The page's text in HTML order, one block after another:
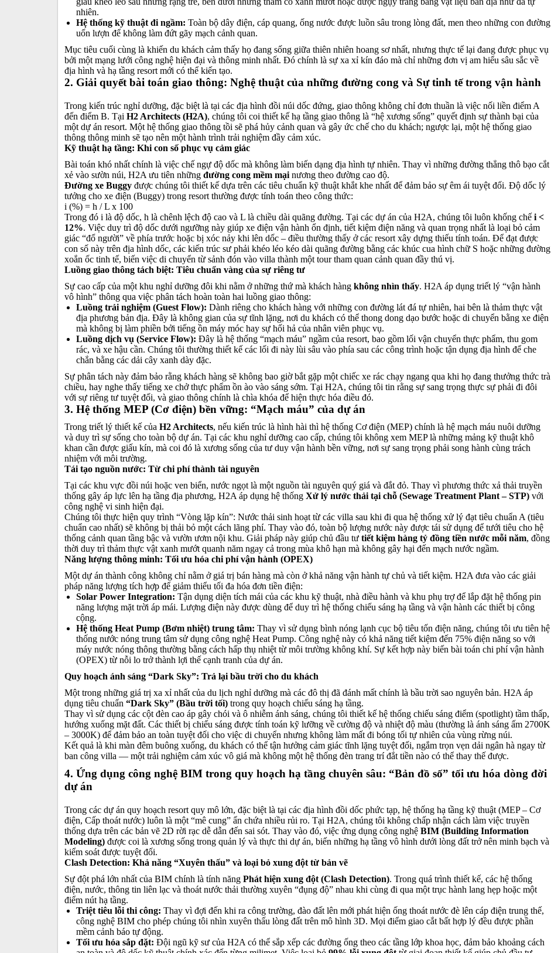
nhiên.
Hệ thống kỹ thuật đi ngầm: Toàn bộ dây điện, cáp quang, ống nước được luồn sâu trong lòng đất, men theo những con đường
uốn lượn để không làm đứt gãy mạch cảnh quan.
Mục tiêu cuối cùng là khiến du khách cảm thấy họ đang sống giữa thiên nhiên hoang sơ nhất, nhưng thực tế lại đang được phục vụ
bởi một mạng lưới công nghệ hiện đại và thông minh nhất. Đó chính là sự xa xỉ kín đáo mà chỉ những đơn vị am hiểu sâu sắc về
địa hình và hạ tầng resort mới có thể kiến tạo.
2. Giải quyết bài toán giao thông: Nghệ thuật của những đường cong và Sự tinh tế trong vận hành
Trong kiến trúc nghỉ dưỡng, đặc biệt là tại các địa hình đồi núi dốc đứng, giao thông không chỉ đơn thuần là việc nối liền điểm A
đến điểm B. Tại H2 Architects (H2A), chúng tôi coi thiết kế hạ tầng giao thông là “hệ xương sống” quyết định sự thành bại của
một dự án resort. Một hệ thống giao thông tồi sẽ phá hủy cảnh quan và gây ức chế cho du khách; ngược lại, một hệ thống giao
thông thông minh sẽ tạo nên một hành trình trải nghiệm đầy cảm xúc.
Kỹ thuật hạ tầng: Khi con số phục vụ cảm giác
Bài toán khó nhất chính là việc chế ngự độ dốc mà không làm biến dạng địa hình tự nhiên. Thay vì những đường thẳng thô bạo cắt
xẻ vào sườn núi, H2A ưu tiên những đường cong mềm mạinương theo đường cao độ.
Đường xe Buggyđược chúng tôi thiết kế dựa trên các tiêu chuẩn kỹ thuật khắt khe nhất để đảm bảo sự êm ái tuyệt đối. Độ dốc lý
tưởng cho xe điện (Buggy) trong resort thường được tính toán theo công thức:
i (%) = h / L x 100
Trong đó i là độ dốc, h là chênh lệch độ cao và Llà chiều dài quãng đường. Tại các dự án của H2A, chúng tôi luôn khống chế i <
12%. Việc duy trì độ dốc dưới ngưỡng này giúp xe điện vận hành ổn định, tiết kiệm điện năng và quan trọng nhất là loại bỏ cảm
giác “đổ người” về phía trước hoặc bị xóc nảy khi lên dốc – điều thường thấy ở các resort xây dựng thiếu tính toán. Để đạt được
con số này trên địa hình dốc, các kiến trúc sư phải khéo léo kéo dài quãng đường bằng các khúc cua hình chữ S hoặc những đường
xoắn ốc tinh tế, biến việc di chuyển từ sảnh đón vào villa thành một tour tham quan cảnh quan đầy thú vị.
Luồng giao thông tách biệt: Tiêu chuẩn vàng của sự riêng tư
Sự cao cấp của một khu nghỉ dưỡng đôi khi nằm ở những thứ mà khách hàng không nhìn thấy. H2A áp dụng triết lý “vận hành
vô hình” thông qua việc phân tách hoàn toàn hai luồng giao thông:
Luồng trải nghiệm (Guest Flow): Dành riêng cho khách hàng với những con đường lát đá tự nhiên, hai bên là thảm thực vật
địa phương bản địa. Đây là không gian của sự tĩnh lặng, nơi du khách có thể thong dong dạo bước hoặc di chuyển bằng xe điện
mà không bị làm phiền bởi tiếng ồn máy móc hay sự hối hả của nhân viên phục vụ.
Luồng dịch vụ (Service Flow): Đây là hệ thống “mạch máu” ngầm của resort, bao gồm lối vận chuyển thực phẩm, thu gom
rác, và xe hậu cần. Chúng tôi thường thiết kế các lối đi này lùi sâu vào phía sau các công trình hoặc tận dụng địa hình để che
chắn bằng các dải cây xanh dày đặc.
Sự phân tách này đảm bảo rằng khách hàng sẽ không bao giờ bắt gặp một chiếc xe rác chạy ngang qua khi họ đang thưởng thức trà
chiều, hay nghe thấy tiếng xe chở thực phẩm ồn ào vào sáng sớm. Tại H2A, chúng tôi tin rằng sự sang trọng thực sự phải đi đôi
với sự riêng tư tuyệt đối, và giao thông chính là chìa khóa để hiện thực hóa điều đó.
3. Hệ thống MEP (Cơ điện) bền vững: “Mạch máu” của dự án
Trong triết lý thiết kế của H2 Architects, nếu kiến trúc là hình hài thì hệ thống Cơ điện (MEP) chính là hệ mạch máu nuôi dưỡng
và duy trì sự sống cho toàn bộ dự án. Tại các khu nghỉ dưỡng cao cấp, chúng tôi không xem MEP là những mảng kỹ thuật khô
khan cần được giấu kín, mà coi đó là xương sống của tư duy vận hành bền vững, nơi sự sang trọng phải song hành cùng trách
nhiệm với môi trường.
Tái tạo nguồn nước: Từ chi phí thành tài nguyên
Tại các khu vực đồi núi hoặc ven biển, nước ngọt là một nguồn tài nguyên quý giá và đắt đỏ. Thay vì phương thức xả thải truyền
thống gây áp lực lên hạ tầng địa phương, H2A áp dụng hệ thống Xử lý nước thải tại chỗ (Sewage Treatment Plant – STP)với
công nghệ vi sinh hiện đại.
Chúng tôi thực hiện quy trình “Vòng lặp kín”: Nước thải sinh hoạt từ các villa sau khi đi qua hệ thống xử lý đạt tiêu chuẩn A (tiêu
chuẩn cao nhất) sẽ không bị thải bỏ một cách lãng phí. Thay vào đó, toàn bộ lượng nước này được tái sử dụng để tưới tiêu cho hệ
thống cảnh quan tầng bậc và vườn ươm nội khu. Giải pháp này giúp chủ đầu tư tiết kiệm hàng tỷ đồng tiền nước mỗi năm, đồng
thời duy trì thảm thực vật xanh mướt quanh năm ngay cả trong mùa khô hạn mà không gây hại đến mạch nước ngầm.
Năng lượng thông minh: Tối ưu hóa chi phí vận hành (OPEX)
Một dự án thành công không chỉ nằm ở giá trị bán hàng mà còn ở khả năng vận hành tự chủ và tiết kiệm. H2A đưa vào các giải
pháp năng lượng tích hợp để giảm thiểu tối đa hóa đơn tiền điện:
Solar Power Integration: Tận dụng diện tích mái của các khu kỹ thuật, nhà điều hành và khu phụ trợ để lắp đặt hệ thống pin
năng lượng mặt trời áp mái. Lượng điện này được dùng để duy trì hệ thống chiếu sáng hạ tầng và vận hành các thiết bị công
cộng.
Hệ thống Heat Pump (Bơm nhiệt) trung tâm: Thay vì sử dụng bình nóng lạnh cục bộ tiêu tốn điện năng, chúng tôi ưu tiên hệ
thống nước nóng trung tâm sử dụng công nghệ Heat Pump. Công nghệ này có khả năng tiết kiệm đến 75% điện năng so với
máy nước nóng thông thường bằng cách hấp thụ nhiệt từ môi trường không khí. Sự kết hợp này biến bài toán chi phí vận hành
(OPEX) từ nỗi lo trở thành lợi thế cạnh tranh của dự án.
Quy hoạch ánh sáng “Dark Sky”: Trả lại bầu trời cho du khách
Một trong những giá trị xa xỉ nhất của du lịch nghỉ dưỡng mà các đô thị đã đánh mất chính là bầu trời sao nguyên bản. H2A áp
dụng tiêu chuẩn “Dark Sky” (Bầu trời tối)trong quy hoạch chiếu sáng hạ tầng.
Thay vì sử dụng các cột đèn cao áp gây chói và ô nhiễm ánh sáng, chúng tôi thiết kế hệ thống chiếu sáng điểm (spotlight) tầm thấp,
hướng xuống mặt đất. Các thiết bị chiếu sáng được tính toán kỹ lưỡng về cường độ và nhiệt độ màu (thường là ánh sáng ấm 2700K
– 3000K) để đảm bảo an toàn tuyệt đối cho việc di chuyển nhưng không làm mất đi bóng tối tự nhiên của vùng rừng núi.
Kết quả là khi màn đêm buông xuống, du khách có thể tận hưởng cảm giác tĩnh lặng tuyệt đối, ngắm trọn vẹn dải ngân hà ngay từ
ban công villa — một trải nghiệm cảm xúc vô giá mà không một hệ thống đèn trang trí đắt tiền nào có thể thay thế được.
4. Ứng dụng công nghệ BIM trong quy hoạch hạ tầng chuyên sâu: “Bản đồ số” tối ưu hóa dòng đời
dự án
Trong các dự án quy hoạch resort quy mô lớn, đặc biệt là tại các địa hình đồi dốc phức tạp, hệ thống hạ tầng kỹ thuật (MEP – Cơ
điện, Cấp thoát nước) luôn là một “mê cung” ẩn chứa nhiều rủi ro. Tại H2A, chúng tôi không chấp nhận cách làm việc truyền
thống dựa trên các bản vẽ 2D rời rạc dễ dẫn đến sai sót. Thay vào đó, việc ứng dụng công nghệ BIM (Building Information
Modeling)được coi là xương sống trong quản lý và thực thi dự án, biến những hạ tầng vô hình dưới lòng đất trở nên minh bạch và
kiểm soát được tuyệt đối.
Clash Detection: Khả năng “Xuyên thấu” và loại bỏ xung đột từ bản vẽ
Sự đột phá lớn nhất của BIM chính là tính năng Phát hiện xung đột (Clash Detection). Trong quá trình thiết kế, các hệ thống
điện, nước, thông tin liên lạc và thoát nước thải thường xuyên “đụng độ” nhau khi cùng đi qua một trục hành lang hẹp hoặc một
điểm nút hạ tầng.
Triệt tiêu lỗi thi công: Thay vì đợi đến khi ra công trường, đào đất lên mới phát hiện ống thoát nước đè lên cáp điện trung thế,
công nghệ BIM cho phép chúng tôi nhìn xuyên thấu lòng đất trên mô hình 3D. Mọi điểm giao cắt bất hợp lý đều được phần
mềm cảnh báo tự động.
Tối ưu hóa sắp đặt: Đội ngũ kỹ sư của H2A có thể sắp xếp các đường ống theo các tầng lớp khoa học, đảm bảo khoảng cách